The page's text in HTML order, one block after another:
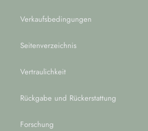
Verkaufsbedingungen
Seitenverzeichnis
Vertraulichkeit
Rückgabe und Rückerstattung
Forschung